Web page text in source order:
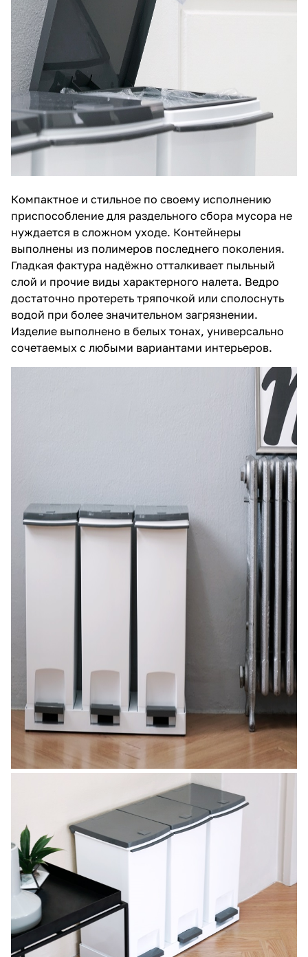
Компактное и стильное по своему исполнению
приспособление для раздельного сбора мусора не
нуждается в сложном уходе. Контейнеры
выполнены из полимеров последнего поколения.
Гладкая фактура надёжно отталкивает пыльный
слой и прочие виды характерного налета. Ведро
достаточно протереть тряпочкой или сполоснуть
водой при более значительном загрязнении.
Изделие выполнено в белых тонах, универсально
сочетаемых с любыми вариантами интерьеров.